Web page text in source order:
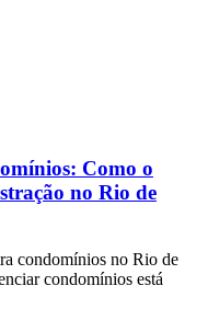
Como o
no Rio de
condomínios no Rio de
condomínios está